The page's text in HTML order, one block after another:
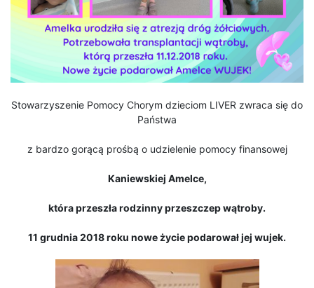
Stowarzyszenie Pomocy Chorym dzieciom LIVER zwraca się do
Państwa
z bardzo gorącą prośbą o udzielenie pomocy finansowej
Kaniewskiej Amelce,
która przeszła rodzinny przeszczep wątroby.
11 grudnia 2018 roku nowe życie podarował jej wujek.